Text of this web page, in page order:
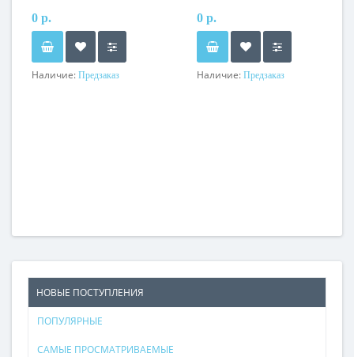
0 р.
Наличие: Предзаказ
0 р.
Наличие: Предзаказ
НОВЫЕ ПОСТУПЛЕНИЯ
ПОПУЛЯРНЫЕ
САМЫЕ ПРОСМАТРИВАЕМЫЕ